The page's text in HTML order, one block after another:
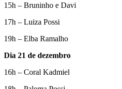
15h – Bruninho e Davi
17h – Luiza Possi
19h – Elba Ramalho
Dia 21 de dezembro
16h – Coral Kadmiel